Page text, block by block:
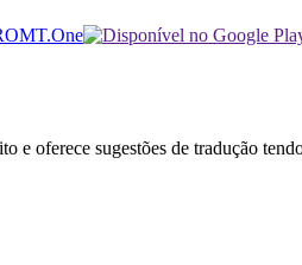
oferece sugestões de tradução